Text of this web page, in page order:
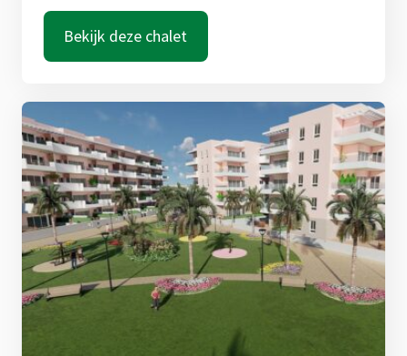
Bekijk deze chalet